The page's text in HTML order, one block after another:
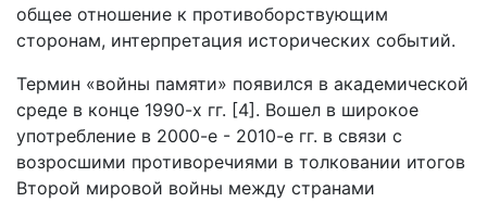
общее отношение к противоборствующим
сторонам, интерпретация исторических событий.
Термин «войны памяти» появился в академической
среде в конце 1990-х гг. [4]. Вошел в широкое
употребление в 2000-е - 2010-е гг. в связи с
возросшими противоречиями в толковании итогов
Второй мировой войны между странами